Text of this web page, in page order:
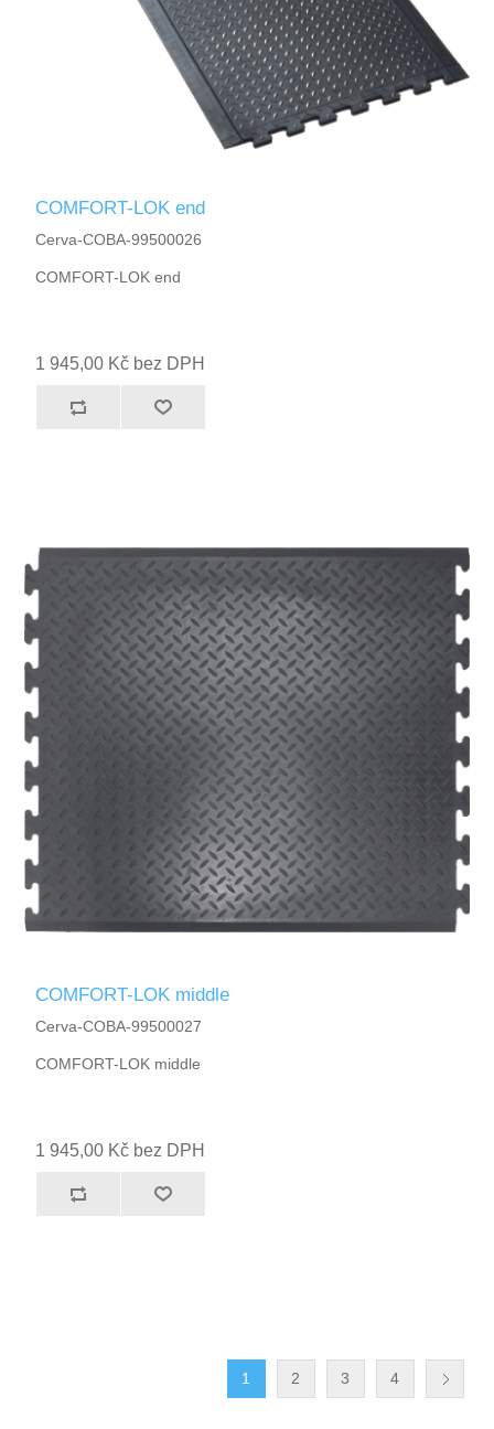
COMFORT-LOK end
Cerva-COBA-99500026
COMFORT-LOK end
1 945,00 Kč bez DPH
COMFORT-LOK middle
Cerva-COBA-99500027
COMFORT-LOK middle
1 945,00 Kč bez DPH
1 2 3 4